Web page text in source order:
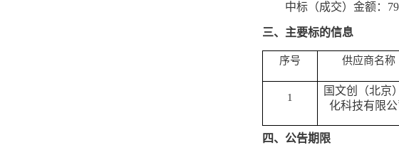
中标（成交）金额：
三、主要标的信息
序号 供应商名称
1
国文创（北京
化科技有限公
四、公告期限